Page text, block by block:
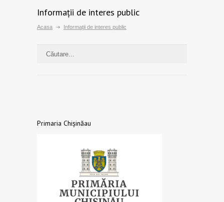
Informaţii de interes public
Acasa Informaţii de interes public
Primaria Chișinăau